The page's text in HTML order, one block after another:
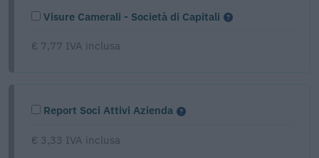
Visure Camerali - Società di Capitali
€ 7,77 IVA inclusa
Report Soci Attivi Azienda
€ 3,33 IVA inclusa